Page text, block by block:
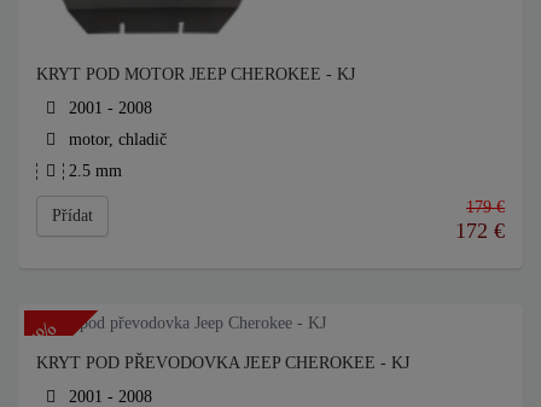
KRYT POD MOTOR JEEP CHEROKEE - KJ
2001 - 2008
motor, chladič
2.5 mm
Přídat 179 €
172 €
-4%
KRYT POD PŘEVODOVKA JEEP CHEROKEE - KJ
2001 - 2008